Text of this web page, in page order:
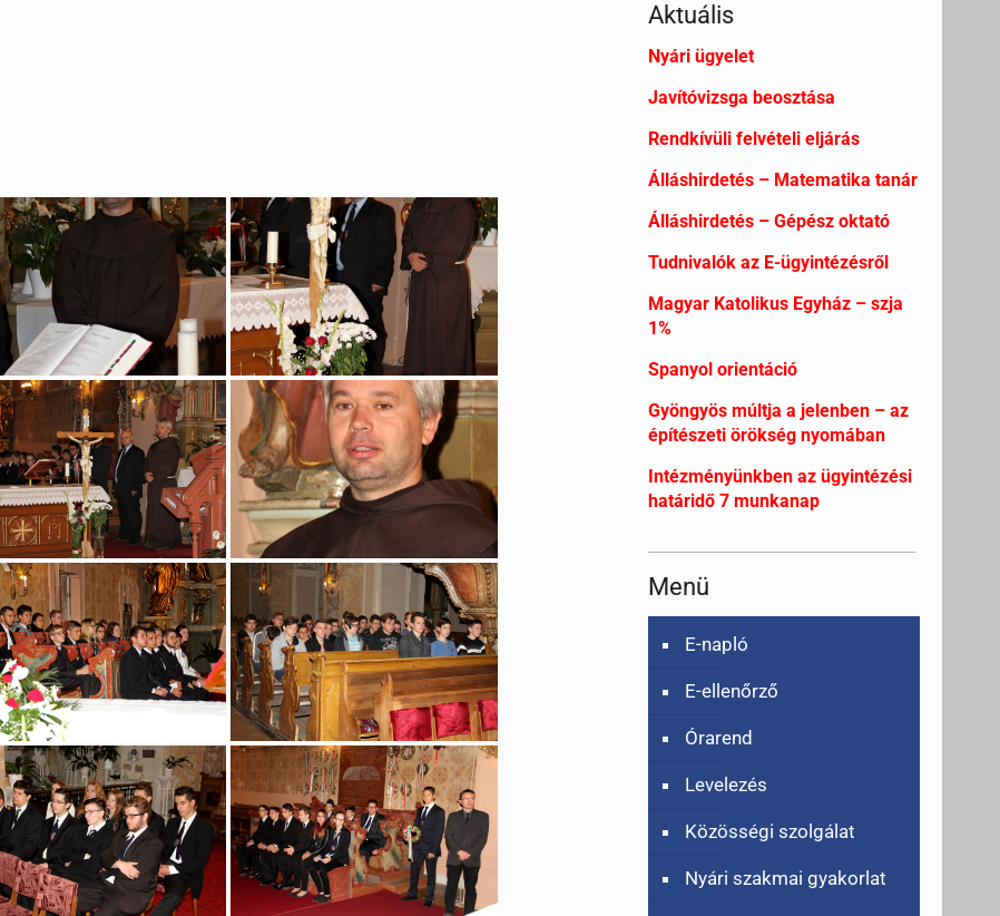
Aktuális
Nyári ügyelet
Javítóvizsga beosztása
Rendkívüli felvételi eljárás
Álláshirdetés – Matematika tanár
Álláshirdetés – Gépész oktató
Tudnivalók az E-ügyintézésről
Magyar Katolikus Egyház – szja
1%
Spanyol orientáció
Gyöngyös múltja a jelenben – az
építészeti örökség nyomában
Intézményünkben az ügyintézési
határidő 7 munkanap
Menü
E-napló
E-ellenőrző
Órarend
Levelezés
Közösségi szolgálat
Nyári szakmai gyakorlat